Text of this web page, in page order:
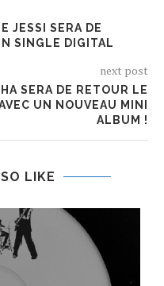
JESSI SERA DE
SINGLE DIGITAL
next post
SERA DE RETOUR LE
UN NOUVEAU MINI
ALBUM !
LIKE